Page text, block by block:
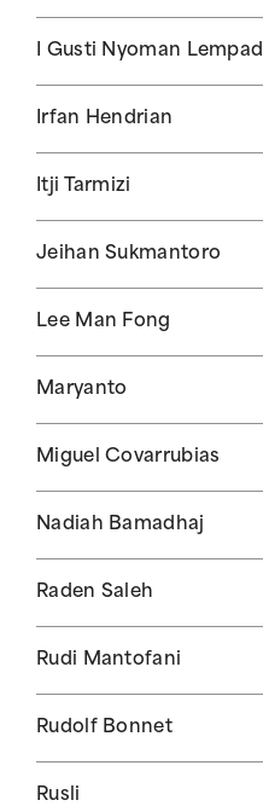
I Gusti Nyoman Lempad
Irfan Hendrian
Itji Tarmizi
Jeihan Sukmantoro
Lee Man Fong
Maryanto
Miguel Covarrubias
Nadiah Bamadhaj
Raden Saleh
Rudi Mantofani
Rudolf Bonnet
Rusli